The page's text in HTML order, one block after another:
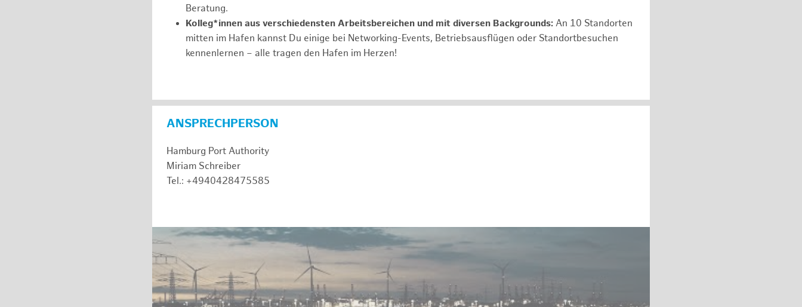
Beratung.
Kolleg*innen aus verschiedensten Arbeitsbereichen und mit diversen Backgrounds: An 10 Standorten
mitten im Hafen kannst Du einige bei Networking-Events, Betriebsausflügen oder Standortbesuchen
kennenlernen – alle tragen den Hafen im Herzen!
ANSPRECHPERSON
Hamburg Port Authority
Miriam Schreiber
Tel.: +4940428475585